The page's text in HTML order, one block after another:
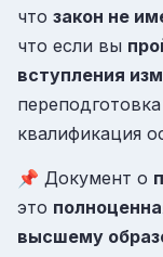
что закон не
что если вы
вступления
квалификация
📌 Документ о
это
высшему